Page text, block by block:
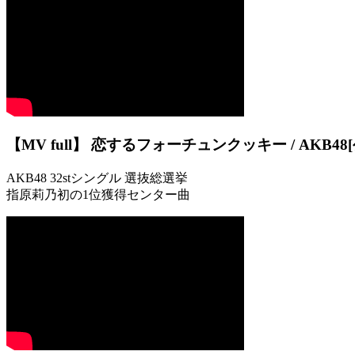
【MV full】 恋するフォーチュンクッキー /
AKB48 32stシングル 選抜総選挙
指原莉乃初の1位獲得センター曲